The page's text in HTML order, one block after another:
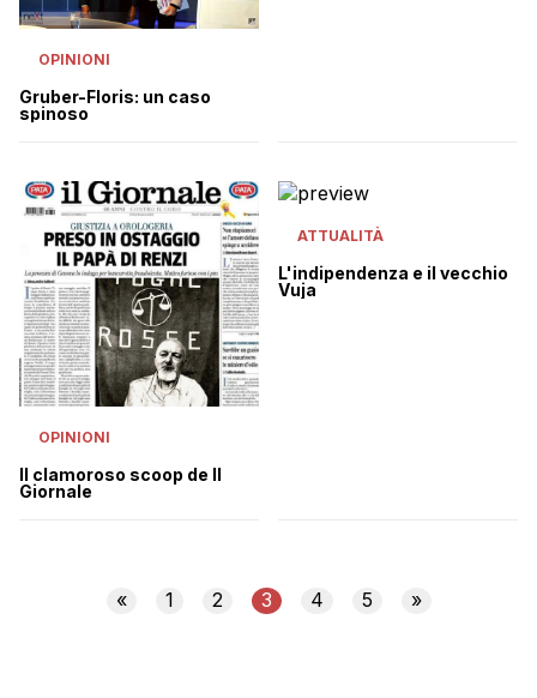
OPINIONI
Gruber-Floris: un caso
spinoso
OPINIONI
Il clamoroso scoop de Il
Giornale
ATTUALITÀ
L'indipendenza e il vecchio
Vuja
« 1 2 3 4 5 »